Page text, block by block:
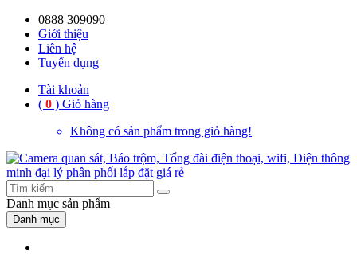
0888 309090
Giới thiệu
Liên hệ
Tuyển dụng
Tài khoản
( 0 ) Giỏ hàng
Không có sản phẩm trong giỏ hàng!
Danh mục sản phẩm
Danh mục